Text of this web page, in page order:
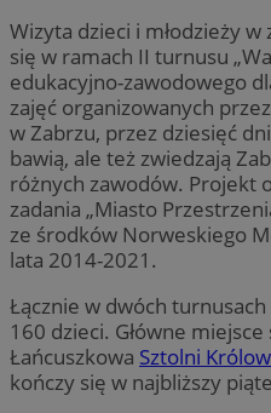
Wizyta dzieci i młodzieży w
się w ramach II turnusu
edukacyjno-zawodowego
zajęć organizowanych
w Zabrzu, przez dziesięć
bawią, ale też zwiedzają
różnych zawodów. Projekt
zadania „Miasto
ze środków Norweskiego
lata 2014-2021.
Łącznie w dwóch
160 dzieci. Główne
Łańcuszkowa Sztolni
kończy się w najbliższy